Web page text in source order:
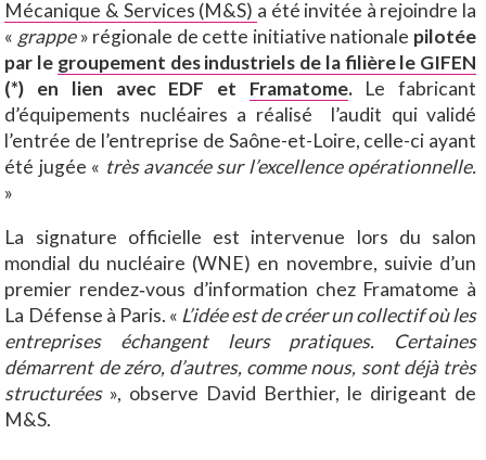
Mécanique & Services (M&S) a été invitée à rejoindre la
« grappe» régionale de cette initiative nationale pilotée
par le groupement des industriels de la filière le GIFEN
(*) en lien avec EDF et Framatome.Le fabricant
d’équipements nucléaires a réalisé l’audit qui validé
l’entrée de l’entreprise de Saône-et-Loire, celle-ci ayant
été jugée « très avancée sur l’excellence opérationnelle.
»
La signature officielle est intervenue lors du salon
mondial du nucléaire (WNE) en novembre, suivie d’un
premier rendez‑vous d’information chez Framatome à
La Défense à Paris. « L’idée est de créer un collectif où les
entreprises échangent leurs pratiques. Certaines
démarrent de zéro, d’autres, comme nous, sont déjà très
structurées», observe David Berthier, le dirigeant de
M&S.